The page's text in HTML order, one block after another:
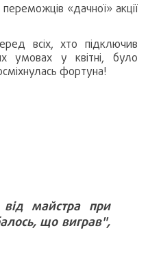
«дачної» акції
всіх, хто підключив
умовах у квітні, було
фортуна!
майстра при
що виграв",